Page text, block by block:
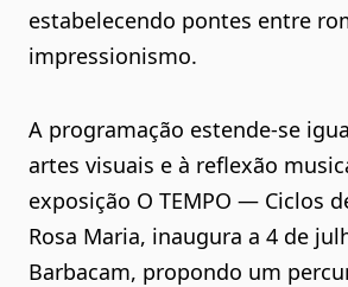
estabelecendo pontes entre
impressionismo.
A programação estende-se
artes visuais e à reflexão
exposição O TEMPO — Ciclos
Rosa Maria, inaugura a 4 de
Barbacam, propondo um